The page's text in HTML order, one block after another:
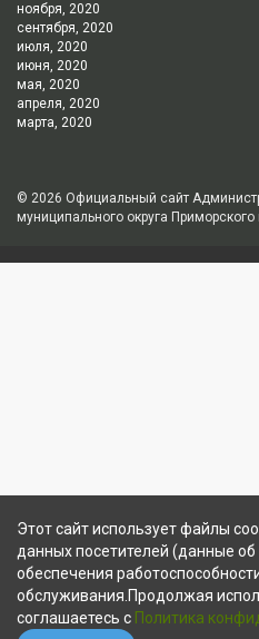
ноября, 2020
сентября, 2020
июля, 2020
июня, 2020
мая, 2020
апреля, 2020
марта, 2020
© 2026 Официальный сайт
муниципального округа Приморского
Этот сайт использует файлы
данных посетителей (данные
обеспечения
обслуживания.Продолжая
соглашаетесь с Политика